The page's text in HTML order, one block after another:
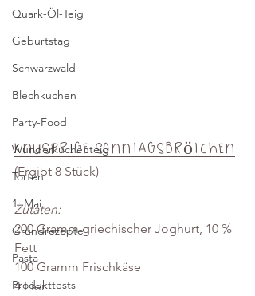
Quark-Öl-Teig
Geburtstag
Schwarzwald
Blechkuchen
Party-Food
Wunderkuchenteig
Torten
1. Mai
Grundrezepte
Pasta
Produkttests
Knusprige Sonntagsbrötchen
(Ergibt 8 Stück)
Zutaten:
200 Gramm griechischer Joghurt, 10 %
Fett
100 Gramm Frischkäse
4 Eier